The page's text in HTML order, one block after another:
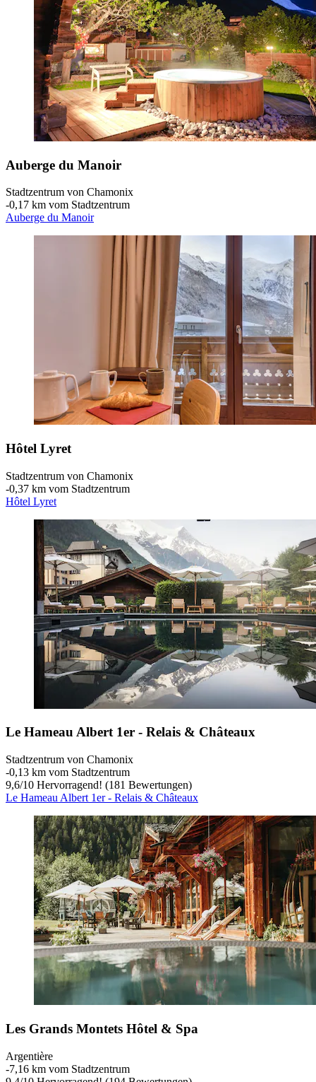
Auberge du Manoir
Stadtzentrum von Chamonix
‐0,17 km vom Stadtzentrum
Auberge du Manoir
Hôtel Lyret
Stadtzentrum von Chamonix
‐0,37 km vom Stadtzentrum
Hôtel Lyret
Le Hameau Albert 1er - Relais & Châteaux
Stadtzentrum von Chamonix
‐0,13 km vom Stadtzentrum
9,6/10 Hervorragend! (181 Bewertungen)
Le Hameau Albert 1er - Relais & Châteaux
Les Grands Montets Hôtel & Spa
Argentière
‐7,16 km vom Stadtzentrum